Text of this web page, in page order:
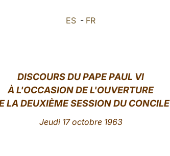
ES - FR
DISCOURS DU PAPE PAUL VI
À L'OCCASION DE L'OUVERTURE
LA DEUXIÈME SESSION DU CONCILE
Jeudi 17 octobre 1963